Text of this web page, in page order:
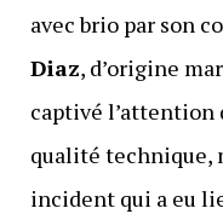
avec brio par son
Diaz, d’origine
captivé l’attention
qualité technique,
incident qui a eu